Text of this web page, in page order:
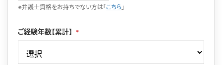
※弁護士資格をお持ちでない方は「 こちら 」
ご経験年数【累計】 *